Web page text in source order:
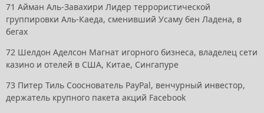
71 Айман Аль-Завахири Лидер террористической
группировки Аль-Каеда, сменивший Усаму бен Ладена, в
бегах
72 Шелдон Аделсон Магнат игорного бизнеса, владелец сети
казино и отелей в США, Китае, Сингапуре
73 Питер Тиль Сооснователь PayPal, венчурный инвестор,
держатель крупного пакета акций Facebook